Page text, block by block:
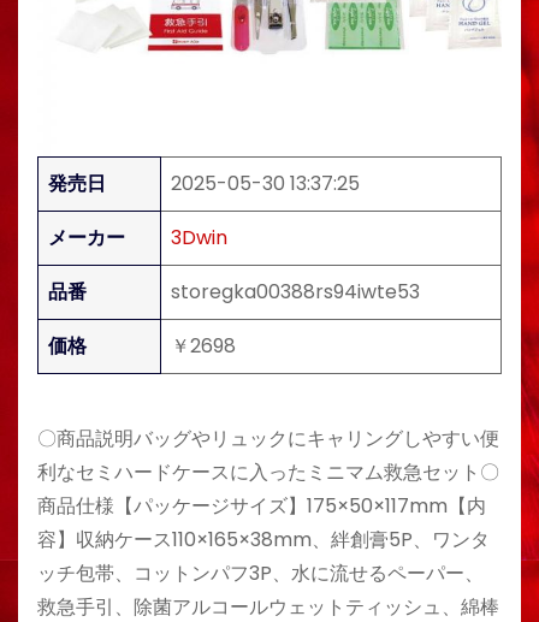
発売日
2025-05-30 13:37:25
メーカー
3Dwin
品番
storegka00388rs94iwte53
価格
￥2698
〇商品説明バッグやリュックにキャリングしやすい便
利なセミハードケースに入ったミニマム救急セット〇
商品仕様【パッケージサイズ】175×50×117mm【内
容】収納ケース110×165×38mm、絆創膏5P、ワンタ
ッチ包帯、コットンパフ3P、水に流せるペーパー、
救急手引、除菌アルコールウェットティッシュ、綿棒